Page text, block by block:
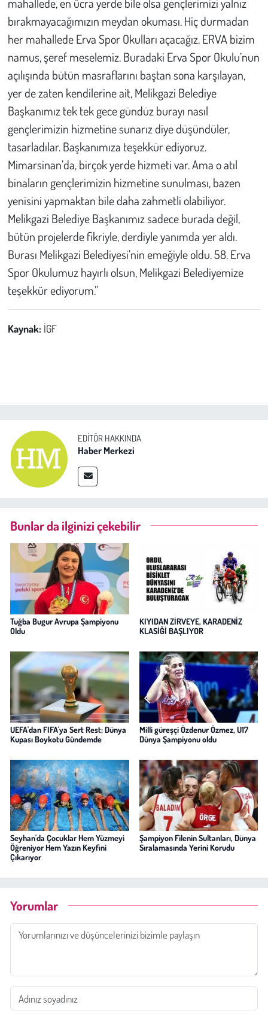
bırakmayacağımızın meydan okuması. Hiç durmadan
her mahallede Erva Spor Okulları açacağız. ERVA bizim
namus, şeref meselemiz. Buradaki Erva Spor Okulu’nun
açılışında bütün masraflarını baştan sona karşılayan,
yer de zaten kendilerine ait, Melikgazi Belediye
Başkanımız tek tek gece gündüz burayı nasıl
gençlerimizin hizmetine sunarız diye düşündüler,
tasarladılar. Başkanımıza teşekkür ediyoruz.
Mimarsinan’da, birçok yerde hizmeti var. Ama o atıl
binaların gençlerimizin hizmetine sunulması, bazen
yenisini yapmaktan bile daha zahmetli olabiliyor.
Melikgazi Belediye Başkanımız sadece burada değil,
bütün projelerde fikriyle, derdiyle yanımda yer aldı.
Burası Melikgazi Belediyesi’nin emeğiyle oldu. 58. Erva
Spor Okulumuz hayırlı olsun, Melikgazi Belediyemize
teşekkür ediyorum.”
Kaynak: İGF
EDITÖR HAKKINDA
Haber Merkezi
Bunlar da ilginizi çekebilir
Tuğba Bugur Avrupa Şampiyonu
Oldu
KIYIDAN ZİRVEYE, KARADENİZ
KLASİĞİ BAŞLIYOR
UEFA'dan FIFA'ya Sert Rest: Dünya
Kupası Boykotu Gündemde
Milli güreşçi Özdenur Özmez, U17
Dünya Şampiyonu oldu
Seyhan'da Çocuklar Hem Yüzmeyi
Öğreniyor Hem Yazın Keyfini
Çıkarıyor
Şampiyon Filenin Sultanları, Dünya
Sıralamasında Yerini Korudu
Yorumlar